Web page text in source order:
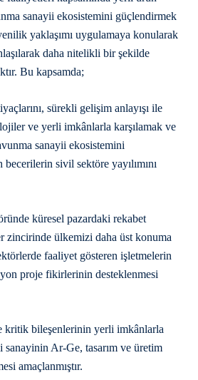
sanayii ekosistemini güçlendirmek
yaklaşımı uygulamaya konularak
daha nitelikli bir şekilde
Bu kapsamda;
sürekli gelişim anlayışı ile
ve yerli imkânlarla karşılamak ve
sanayii ekosistemini
sivil sektöre yayılımını
küresel pazardaki rekabet
zincirinde ülkemizi daha üst konuma
faaliyet gösteren işletmelerin
proje fikirlerinin desteklenmesi
kritik bileşenlerinin yerli imkânlarla
Ar-Ge, tasarım ve üretim
amaçlanmıştır.